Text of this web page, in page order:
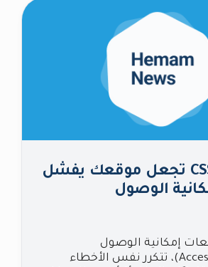
أخطاء في CSS تجعل موقعك يفشل
الوصول
إمكانية الوصول
(Accessibility Audits)، تتكرر نفس الأخطاء